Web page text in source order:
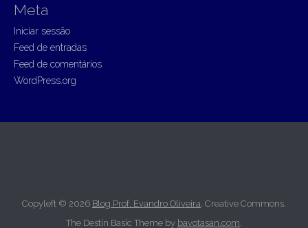
Meta
Iniciar sessão
Feed de entradas
Feed de comentários
WordPress.org
Copyleft © 2026 Blog Prof. Evandro Oliveira . Creative Commons.
The Destin Basic Theme by bavotasan.com